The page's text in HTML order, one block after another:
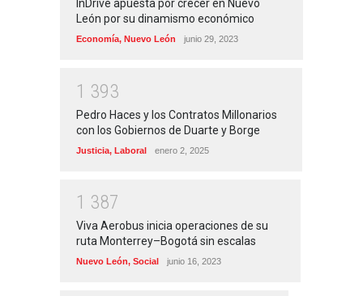
InDrive apuesta por crecer en Nuevo
León por su dinamismo económico
Economía, Nuevo León junio 29, 2023
1 393
Pedro Haces y los Contratos Millonarios
con los Gobiernos de Duarte y Borge
Justicia, Laboral enero 2, 2025
1 387
Viva Aerobus inicia operaciones de su
ruta Monterrey–Bogotá sin escalas
Nuevo León, Social junio 16, 2023